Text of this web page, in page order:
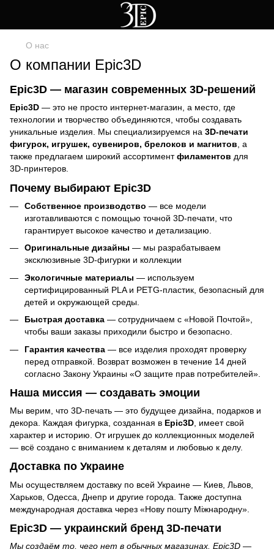
О нас
О компании Epic3D
Epic3D — магазин современных 3D-решений
Epic3D — это не просто интернет-магазин, а место, где
технологии и творчество объединяются, чтобы создавать
уникальные изделия. Мы специализируемся на 3D-печати
фигурок, игрушек, сувениров, брелоков и магнитов, а
также предлагаем широкий ассортиментфиламентов для
3D-принтеров.
Почему выбирают Epic3D
Собственное производство — все модели
изготавливаются с помощью точной 3D-печати, что
гарантирует высокое качество и детализацию.
Оригинальные дизайны — мы разрабатываем
эксклюзивные 3D-фигурки и коллекции
Экологичные материалы — используем
сертифицированный PLA и PETG-пластик, безопасный для
детей и окружающей среды.
Быстрая доставка — сотрудничаем с «Новой Почтой»,
чтобы ваши заказы приходили быстро и безопасно.
Гарантия качества — все изделия проходят проверку
перед отправкой. Возврат возможен в течение 14 дней
согласно Закону Украины «О защите прав потребителей».
Наша миссия — создавать эмоции
Мы верим, что 3D-печать — это будущее дизайна, подарков и
декора. Каждая фигурка, созданная в Epic3D , имеет свой
характер и историю. От игрушек до коллекционных моделей
— всё создано с вниманием к деталям и любовью к делу.
Доставка по Украине
Мы осуществляем доставку по всей Украине — Киев, Львов,
Харьков, Одесса, Днепр и другие города. Также доступна
международная доставка через «Нову пошту Міжнародну».
Epic3D — украинский бренд 3D-печати
Мы создаём то, чего нет в обычных магазинах. Epic3D —